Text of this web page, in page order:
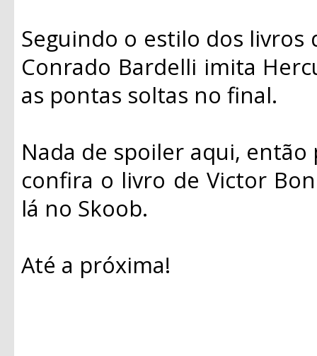
Seguindo o estilo dos
Conrado Bardelli imita
as pontas soltas no final.
Nada de spoiler aqui,
confira o livro de Victor
lá no Skoob.
Até a próxima!